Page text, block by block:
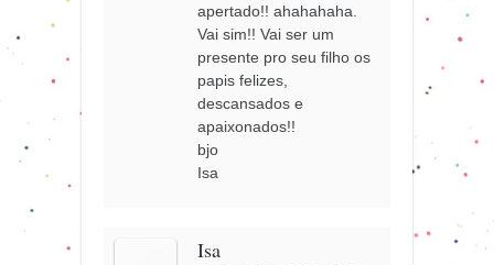
apertado!! ahahahaha.
Vai sim!! Vai ser um
presente pro seu filho os
papis felizes,
descansados e
apaixonados!!
bjo
Isa
Isa